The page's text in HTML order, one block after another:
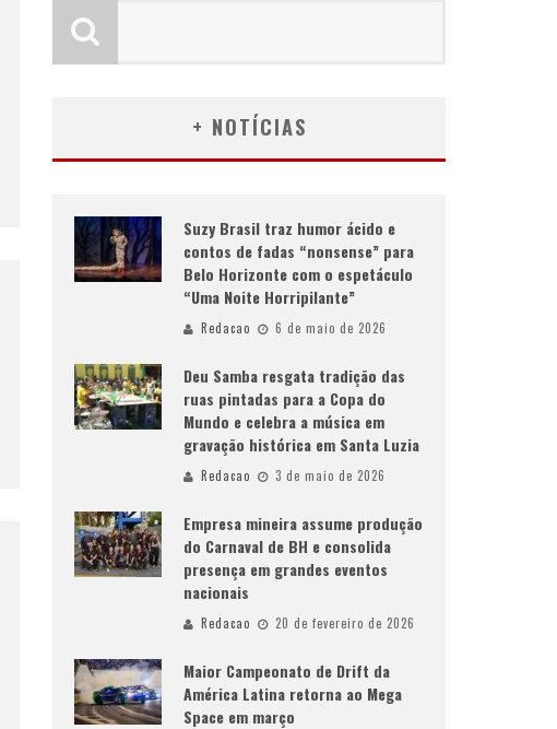
+ NOTÍCIAS
Suzy Brasil traz humor ácido e
contos de fadas “nonsense” para
Belo Horizonte com o espetáculo
“Uma Noite Horripilante”
Redacao 6 de maio de 2026
Deu Samba resgata tradição das
ruas pintadas para a Copa do
Mundo e celebra a música em
gravação histórica em Santa Luzia
Redacao 3 de maio de 2026
Empresa mineira assume produção
do Carnaval de BH e consolida
presença em grandes eventos
nacionais
Redacao 20 de fevereiro de 2026
Maior Campeonato de Drift da
América Latina retorna ao Mega
Space em março